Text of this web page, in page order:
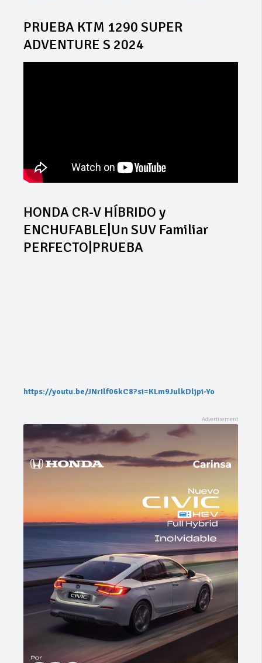
PRUEBA KTM 1290 SUPER
ADVENTURE S 2024
HONDA CR-V HÍBRIDO y
ENCHUFABLE|Un SUV Familiar
PERFECTO|PRUEBA
https://youtu.be/JNrIlf06kC8?si=KLm9JulkDljpi-Yo